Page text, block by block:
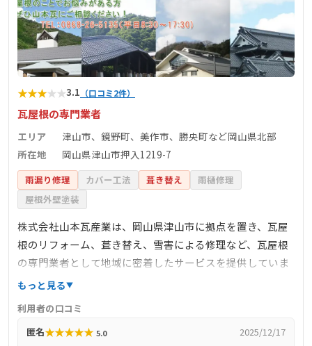
★★★★★3.1 （口コミ2件）
瓦屋根の専門業者
エリア
津山市、鏡野町、美作市、勝央町など岡山県北部
所在地
岡山県津山市押入1219-7
雨漏り修理 カバー工法 葺き替え
雨樋修理
屋根外壁塗装
株式会社山本瓦産業は、岡山県津山市に拠点を置き、瓦屋
根のリフォーム、葺き替え、雪害による修理など、瓦屋根
の専門業者として地域に密着したサービスを提供していま
す。地震や台風に強い「ガイドライン工法」による安心施
しています。屋根のリフォーム、大工・左官工事、外装、
雨樋など幅広い工事に対応しており、見積もりは無料で提
もっと見る
利用者の口コミ
匿名★★★★★ 5.0 2025/12/17